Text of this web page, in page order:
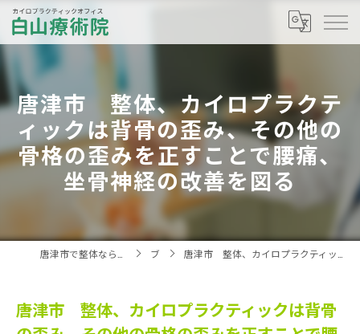
唐津市 整体、カイロプラクテ
ィックは背骨の歪み、その他の
骨格の歪みを正すことで腰痛、
坐骨神経の改善を図る
ブログ 唐津市 整体、カイロプラクティックは背骨の歪み、その他の骨格の歪みを正すことで腰痛、坐骨神経の改善を図る
唐津市 整体、カイロプラクティックは背骨